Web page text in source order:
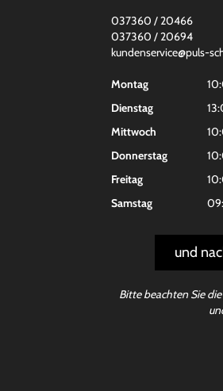
037360 / 20466
037360 / 20694
kundenservice@puls-
Montag
Dienstag
Mittwoch
Donnerstag
Freitag
Samstag
und
Bitte beachten Sie